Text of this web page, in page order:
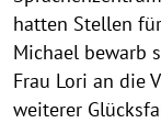
hatten Stellen
Michael bewarb
Frau Lori an die
weiterer